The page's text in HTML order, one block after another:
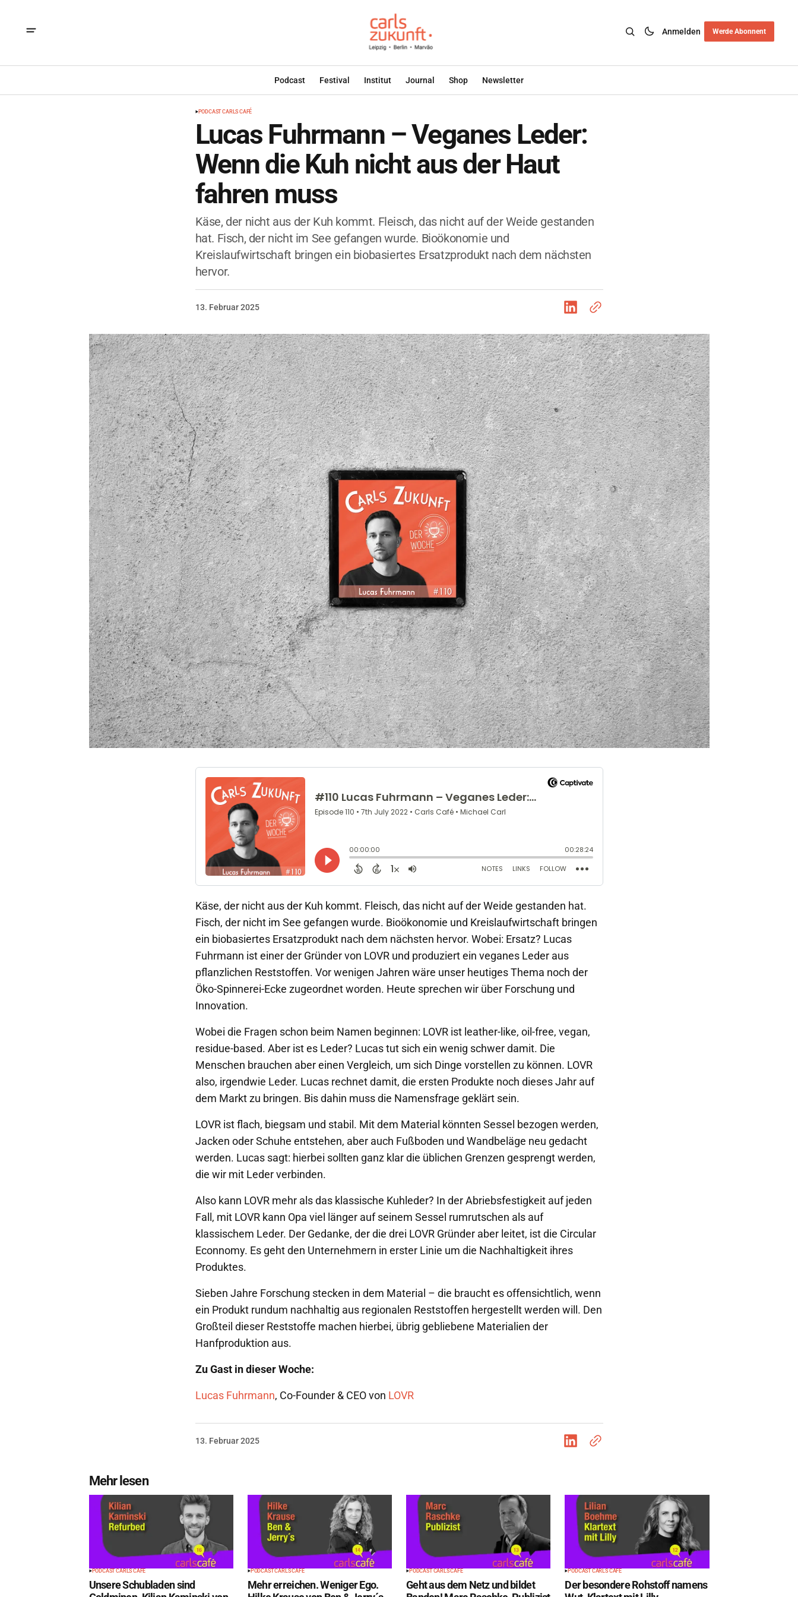
Anmelden Werde Abonnent
Podcast Festival Institut Journal Shop Newsletter
PODCAST CARLS CAFÉ
Lucas Fuhrmann – Veganes Leder:
Wenn die Kuh nicht aus der Haut
fahren muss
Käse, der nicht aus der Kuh kommt. Fleisch, das nicht auf der Weide gestanden
hat. Fisch, der nicht im See gefangen wurde. Bioökonomie und
Kreislaufwirtschaft bringen ein biobasiertes Ersatzprodukt nach dem nächsten
hervor.
13. Februar 2025
Käse, der nicht aus der Kuh kommt. Fleisch, das nicht auf der Weide gestanden hat.
Fisch, der nicht im See gefangen wurde. Bioökonomie und Kreislaufwirtschaft bringen
ein biobasiertes Ersatzprodukt nach dem nächsten hervor. Wobei: Ersatz? Lucas
Fuhrmann ist einer der Gründer von LOVR und produziert ein veganes Leder aus
pflanzlichen Reststoffen. Vor wenigen Jahren wäre unser heutiges Thema noch der
Öko-Spinnerei-Ecke zugeordnet worden. Heute sprechen wir über Forschung und
Innovation.
Wobei die Fragen schon beim Namen beginnen: LOVR ist leather-like, oil-free, vegan,
residue-based. Aber ist es Leder? Lucas tut sich ein wenig schwer damit. Die
Menschen brauchen aber einen Vergleich, um sich Dinge vorstellen zu können. LOVR
also, irgendwie Leder. Lucas rechnet damit, die ersten Produkte noch dieses Jahr auf
dem Markt zu bringen. Bis dahin muss die Namensfrage geklärt sein.
LOVR ist flach, biegsam und stabil. Mit dem Material könnten Sessel bezogen werden,
Jacken oder Schuhe entstehen, aber auch Fußboden und Wandbeläge neu gedacht
werden. Lucas sagt: hierbei sollten ganz klar die üblichen Grenzen gesprengt werden,
die wir mit Leder verbinden.
Also kann LOVR mehr als das klassische Kuhleder? In der Abriebsfestigkeit auf jeden
Fall, mit LOVR kann Opa viel länger auf seinem Sessel rumrutschen als auf
klassischem Leder. Der Gedanke, der die drei LOVR Gründer aber leitet, ist die Circular
Econnomy. Es geht den Unternehmern in erster Linie um die Nachhaltigkeit ihres
Produktes.
Sieben Jahre Forschung stecken in dem Material – die braucht es offensichtlich, wenn
ein Produkt rundum nachhaltig aus regionalen Reststoffen hergestellt werden will. Den
Großteil dieser Reststoffe machen hierbei, übrig gebliebene Materialien der
Hanfproduktion aus.
Zu Gast in dieser Woche:
Lucas Fuhrmann, Co-Founder & CEO von LOVR
13. Februar 2025
Mehr lesen
PODCAST CARLS CAFÉ
Unsere Schubladen sind
PODCAST CARLS CAFÉ
Mehr erreichen. Weniger Ego.
PODCAST CARLS CAFÉ
Geht aus dem Netz und bildet
PODCAST CARLS CAFÉ
Der besondere Rohstoff namens